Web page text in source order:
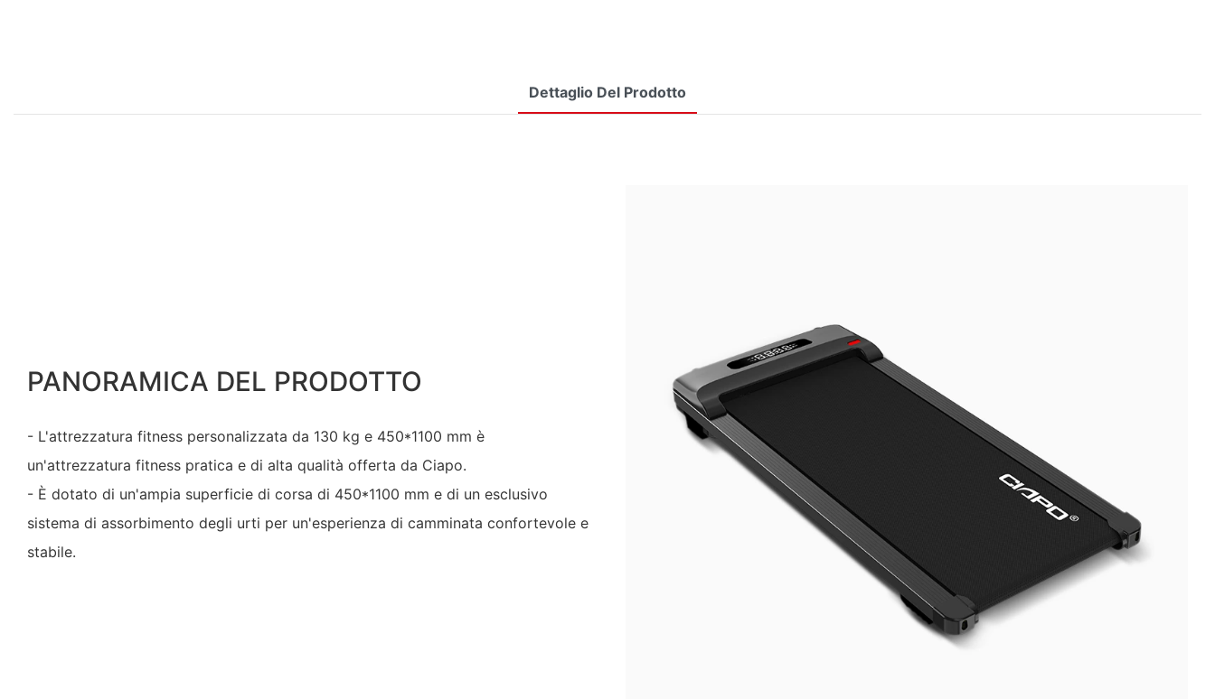
Dettaglio Del Prodotto
PANORAMICA DEL PRODOTTO
- L'attrezzatura fitness personalizzata da 130 kg e 450*1100 mm è
un'attrezzatura fitness pratica e di alta qualità offerta da Ciapo.
- È dotato di un'ampia superficie di corsa di 450*1100 mm e di un esclusivo
sistema di assorbimento degli urti per un'esperienza di camminata confortevole e
stabile.